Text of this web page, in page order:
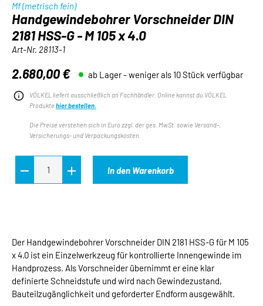
Mf (metrisch fein)
Handgewindebohrer Vorschneider DIN
2181 HSS-G - M 105 x 4.0
Art-Nr. 28113-1
Regulärer Preis:
2.680,00 € ab Lager - weniger als 10 Stück verfügbar
VÖLKEL liefert ausschließlich an Fachhändler. Online kannst du VÖLKEL
Produkte hier bestellen.
Die Preise verstehen sich in Euro zzgl. der ges. MwSt. sowie Versand-,
Versicherungs- und Verpackungskosten.
In den Warenkorb
Der Handgewindebohrer Vorschneider DIN 2181 HSS-G für M 105
x 4.0 ist ein Einzelwerkzeug für kontrollierte Innengewinde im
Handprozess. Als Vorschneider übernimmt er eine klar
definierte Schneidstufe und wird nach Gewindezustand,
Bauteilzugänglichkeit und geforderter Endform ausgewählt.